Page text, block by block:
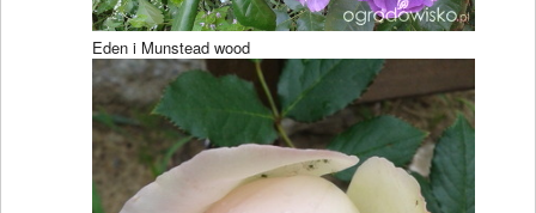
Eden i Munstead wood